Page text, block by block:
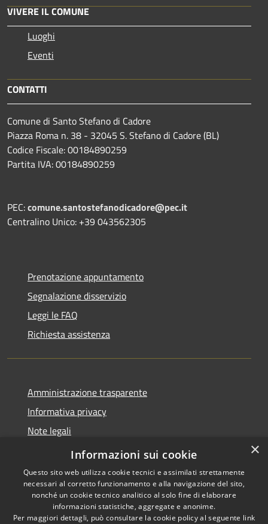
VIVERE IL COMUNE
Luoghi
Eventi
CONTATTI
Comune di Santo Stefano di Cadore
Piazza Roma n. 38 - 32045 S. Stefano di Cadore (BL)
Codice Fiscale: 00184890259
Partita IVA: 00184890259
PEC:comune.santostefanodicadore@pec.it
Centralino Unico: +39 043562305
Prenotazione appuntamento
Segnalazione disservizio
Leggi le FAQ
Richiesta assistenza
Amministrazione trasparente
Informativa privacy
Note legali
Dichiarazione di accessibilità
Copyright © 2026 • Comune di
×
Informazioni sui cookie
Questo sito web utilizza cookie tecnici e assimilati strettamente
necessari al corretto funzionamento e alla navigazione del sito,
nonché un cookie tecnico analitico al solo fine di elaborare
informazioni statistiche, aggregate e anonime.
Per maggiori dettagli, può consultare la cookie policy al seguente link